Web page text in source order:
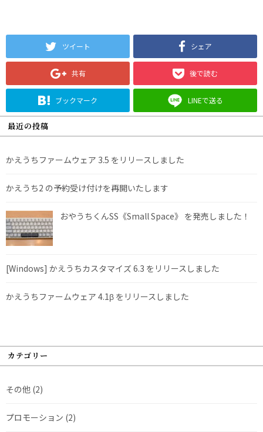
ツイート シェア
共有 後で読む
ブックマーク LINEで送る
最近の投稿
かえうちファームウェア 3.5 をリリースしました
かえうち2 の予約受け付けを再開いたします
おやうちくんSS《Small Space》 を発売しました！
[Windows] かえうちカスタマイズ 6.3 をリリースしました
かえうちファームウェア 4.1β をリリースしました
カテゴリー
その他 (2)
プロモーション (2)